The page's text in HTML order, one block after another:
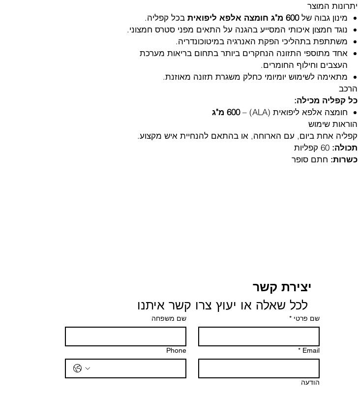
יתרונות המוצר
מינון גבוה של600 מ"ג חומצה אלפא ליפואית
בכל קפליה.
נוגד חמצון איכותי המסייע בהגנה על התאים מפני סטרס חמצוני.
משתתפת בתהליכי הפקת האנרגיה במיטוכונדריה.
אחד מתוספי התזונה הנחקרים ביותר בתחום בריאות מערכת
העצבים וחילוף החומרים.
מתאימה לשימוש יומיומי כחלק משגרת תזונה מאוזנת.
הרכב
כל קפליה מכילה:
חומצה אלפא ליפואית (ALA) –
600 מ"ג
הוראות שימוש
קפליה אחת ביום, עם הארוחה, או בהתאם להנחיית איש מקצוע.
תכולה:
כשרות: חתם סופר
יצירת קשר
לכל שאלה או יעוץ צרו קשר איתנו
שם פרטי * שם משפחה
Email
*
Phone
הודעה